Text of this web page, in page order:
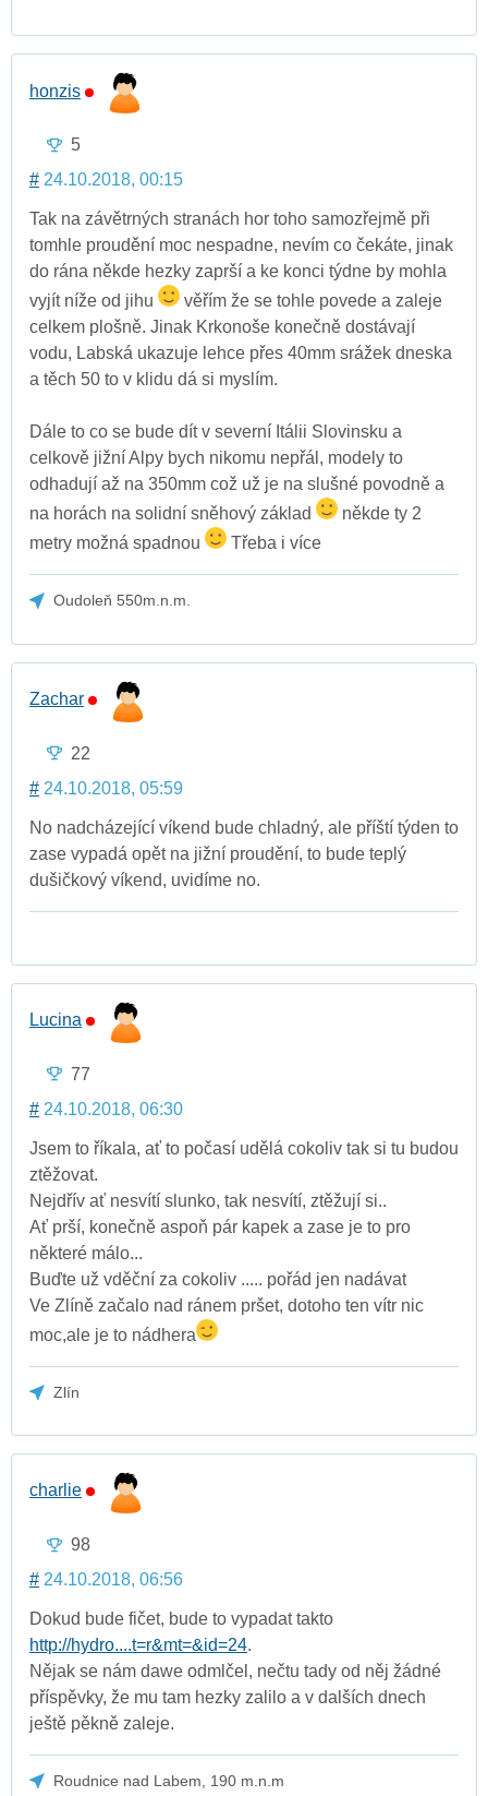
honzis
5
# 24.10.2018, 00:15
Tak na závětrných stranách hor toho samozřejmě při
tomhle proudění moc nespadne, nevím co čekáte, jinak
do rána někde hezky zaprší a ke konci týdne by mohla
vyjít níže od jihu
věřím že se tohle povede a zaleje
celkem plošně. Jinak Krkonoše konečně dostávají
vodu, Labská ukazuje lehce přes 40mm srážek dneska
a těch 50 to v klidu dá si myslím.
Dále to co se bude dít v severní Itálii Slovinsku a
celkově jižní Alpy bych nikomu nepřál, modely to
odhadují až na 350mm což už je na slušné povodně a
na horách na solidní sněhový základ
někde ty 2
metry možná spadnou
Třeba i více
Oudoleň 550m.n.m.
Zachar
22
# 24.10.2018, 05:59
No nadcházející víkend bude chladný, ale příští týden to
zase vypadá opět na jižní proudění, to bude teplý
dušičkový víkend, uvidíme no.
Lucina
77
# 24.10.2018, 06:30
Jsem to říkala, ať to počasí udělá cokoliv tak si tu budou
ztěžovat.
Nejdřív ať nesvítí slunko, tak nesvítí, ztěžují si..
Ať prší, konečně aspoň pár kapek a zase je to pro
některé málo...
Buďte už vděční za cokoliv ..... pořád jen nadávat
Ve Zlíně začalo nad ránem pršet, dotoho ten vítr nic
moc,ale je to nádhera
Zlín
charlie
98
# 24.10.2018, 06:56
Dokud bude fičet, bude to vypadat takto
http://hydro....t=r&mt=&id=24.
Nějak se nám dawe odmlčel, nečtu tady od něj žádné
příspěvky, že mu tam hezky zalilo a v dalších dnech
ještě pěkně zaleje.
Roudnice nad Labem, 190 m.n.m